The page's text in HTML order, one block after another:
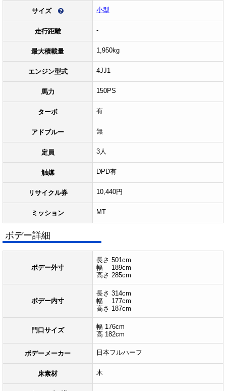
サイズ 小型
走行距離 -
最大積載量 1,950kg
エンジン型式 4JJ1
馬力 150PS
ターボ 有
アドブルー 無
定員 3人
触媒 DPD有
リサイクル券 10,440円
ミッション MT
ボデー詳細
ボデー外寸
長さ 501cm
幅 189cm
高さ 285cm
ボデー内寸
長さ 314cm
幅 177cm
高さ 187cm
門口サイズ
幅 176cm
高 182cm
ボデーメーカー 日本フルハーフ
床素材 木